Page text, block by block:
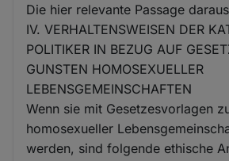
Die hier relevante Passage
IV. VERHALTENSWEISEN DER
POLITIKER IN BEZUG AUF
GUNSTEN HOMOSEXUELLER
LEBENSGEMEINSCHAFTEN
Wenn sie mit Gesetzesvorlagen
homosexueller
werden, sind folgende ethische